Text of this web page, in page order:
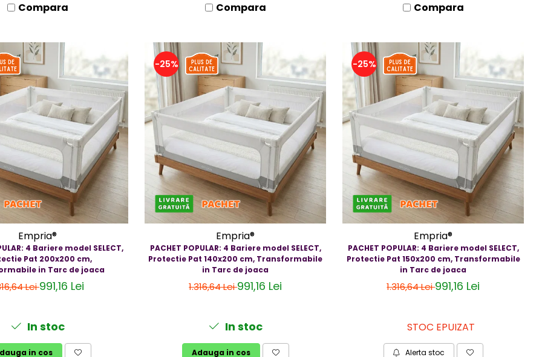
Compara Compara Compara
Empria®
4 Bariere model SELECT,
Pat 200x200 cm,
in Tarc de joaca
Lei991,16 Lei
In stoc
in cos
-25%
Empria®
PACHET POPULAR: 4 Bariere model SELECT,
Protectie Pat 140x200 cm, Transformabile
in Tarc de joaca
1.316,64 Lei991,16 Lei
In stoc
Adauga in cos
-25%
Empria®
PACHET POPULAR: 4 Bariere model SELECT,
Protectie Pat 150x200 cm, Transformabile
in Tarc de joaca
1.316,64 Lei991,16 Lei
STOC EPUIZAT
Alerta stoc